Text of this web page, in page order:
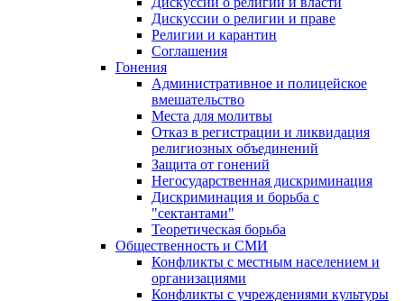
Дискуссии о религии и праве
Религии и карантин
Соглашения
Гонения
Административное и полицейское
вмешательство
Места для молитвы
Отказ в регистрации и ликвидация
религиозных объединений
Защита от гонений
Негосударственная дискриминация
Дискриминация и борьба с
"сектантами"
Теоретическая борьба
Общественность и СМИ
Конфликты с местным населением и
организациями
Конфликты с учреждениями культуры